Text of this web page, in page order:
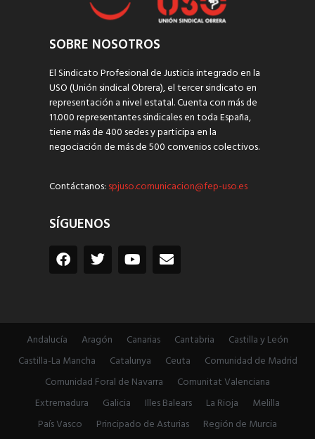
SOBRE NOSOTROS
El Sindicato Profesional de Justicia integrado en la
USO (Unión sindical Obrera), el tercer sindicato en
representación a nivel estatal. Cuenta con más de
11.000 representantes sindicales en toda España,
tiene más de 400 sedes y participa en la
negociación de más de 500 convenios colectivos.
Contáctanos: spjuso.comunicacion@fep-uso.es
SÍGUENOS
Andalucía Aragón Canarias Cantabria
Castilla y León
Castilla-La Mancha
Catalunya Ceuta
Comunidad de Madrid
Comunidad Foral de Navarra
Comunitat Valenciana
Extremadura
Galicia Illes Balears La Rioja
Melilla
País Vasco
Principado de Asturias Región de Murcia